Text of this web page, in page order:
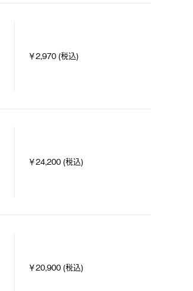
￥2,970 (税込)
￥24,200 (税込)
￥20,900 (税込)